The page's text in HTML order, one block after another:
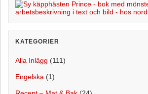
KATEGORIER
Alla Inlägg (111)
Engelska (1)